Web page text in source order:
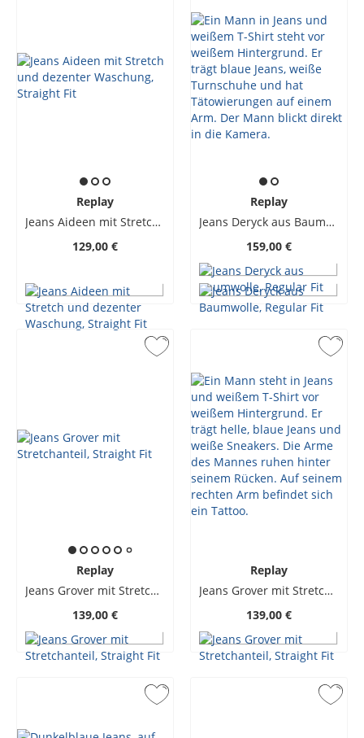
Replay
Jeans Aideen mit Stretch und dezenter Waschung, Straight Fit
129,00 €
Replay
Jeans Deryck aus Baumwolle, Regular Fit
159,00 €
Replay
Jeans Grover mit Stretchanteil, Straight Fit
139,00 €
Replay
Jeans Grover mit Stretchanteil, Straight Fit
139,00 €